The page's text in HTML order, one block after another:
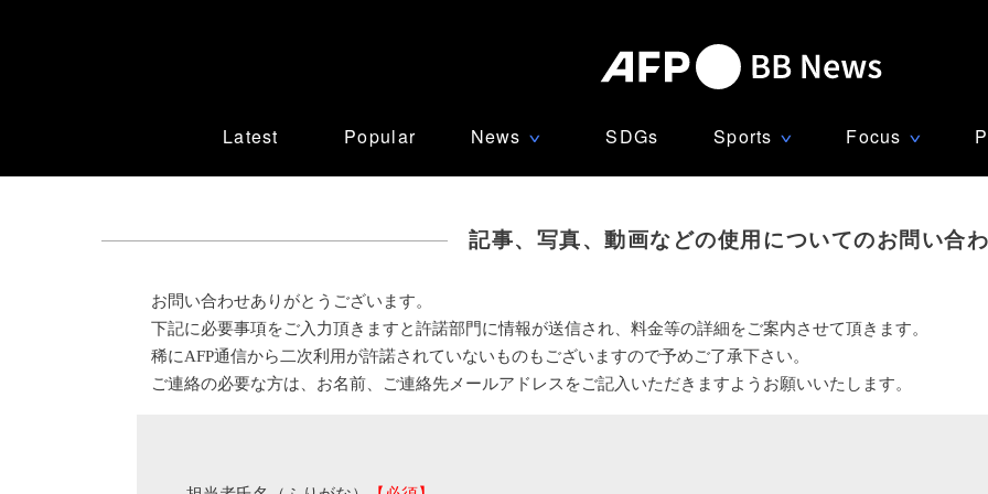
Latest Popular News ∨ SDGs Sports ∨ Focus ∨
記事、写真、動画などの使用についてのお問い合
お問い合わせありがとうございます。
下記に必要事項をご入力頂きますと許諾部門に情報が送信され、料金等の詳細をご案内させて頂きます。
稀にAFP通信から二次利用が許諾されていないものもございますので予めご了承下さい。
ご連絡の必要な方は、お名前、ご連絡先メールアドレスをご記入いただきますようお願いいたします。